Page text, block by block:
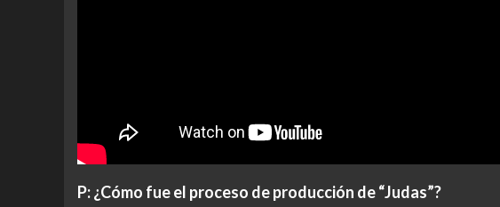
P: ¿Cómo fue el proceso de producción de “Judas”?